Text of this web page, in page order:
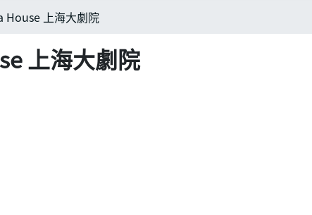
House 上海大劇院
上海大劇院